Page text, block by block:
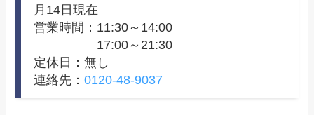
月14日現在
営業時間：11:30～14:00
17:00～21:30
定休日：無し
連絡先：0120-48-9037